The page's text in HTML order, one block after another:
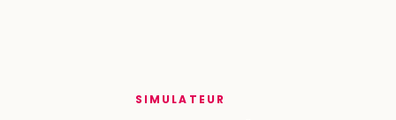
SIMULATEUR